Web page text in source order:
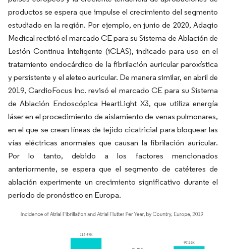
productos se espera que impulse el crecimiento del segmento
estudiado en la región. Por ejemplo, en junio de 2020, Adagio
Medical recibió el marcado CE para su Sistema de Ablación de
Lesión Continua Inteligente (iCLAS), indicado para uso en el
tratamiento endocárdico de la fibrilación auricular paroxística
y persistente y el aleteo auricular. De manera similar, en abril de
2019, CardioFocus Inc. revisó el marcado CE para su Sistema
de Ablación Endoscópica HeartLight X3, que utiliza energía
láser en el procedimiento de aislamiento de venas pulmonares,
en el que se crean líneas de tejido cicatricial para bloquear las
vías eléctricas anormales que causan la fibrilación auricular.
Por lo tanto, debido a los factores mencionados
anteriormente, se espera que el segmento de catéteres de
ablación experimente un crecimiento significativo durante el
período de pronóstico en Europa.